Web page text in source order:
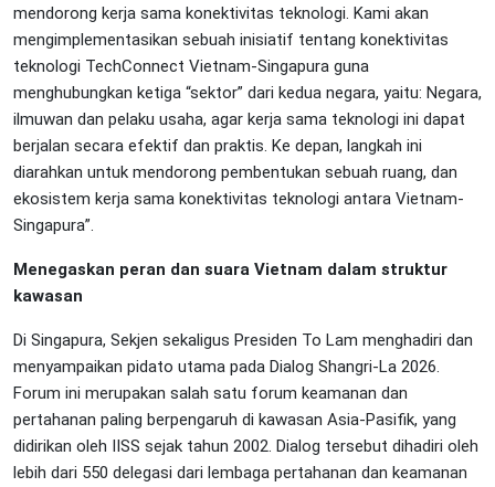
mendorong kerja sama konektivitas teknologi. Kami akan
mengimplementasikan sebuah inisiatif tentang konektivitas
teknologi TechConnect Vietnam-Singapura guna
menghubungkan ketiga “sektor” dari kedua negara, yaitu: Negara,
ilmuwan dan pelaku usaha, agar kerja sama teknologi ini dapat
berjalan secara efektif dan praktis. Ke depan, langkah ini
diarahkan untuk mendorong pembentukan sebuah ruang, dan
ekosistem kerja sama konektivitas teknologi antara Vietnam-
Singapura”.
Menegaskan peran dan suara Vietnam dalam struktur
kawasan
Di Singapura, Sekjen sekaligus Presiden To Lam menghadiri dan
menyampaikan pidato utama pada Dialog Shangri-La 2026.
Forum ini merupakan salah satu forum keamanan dan
pertahanan paling berpengaruh di kawasan Asia-Pasifik, yang
didirikan oleh IISS sejak tahun 2002. Dialog tersebut dihadiri oleh
lebih dari 550 delegasi dari lembaga pertahanan dan keamanan